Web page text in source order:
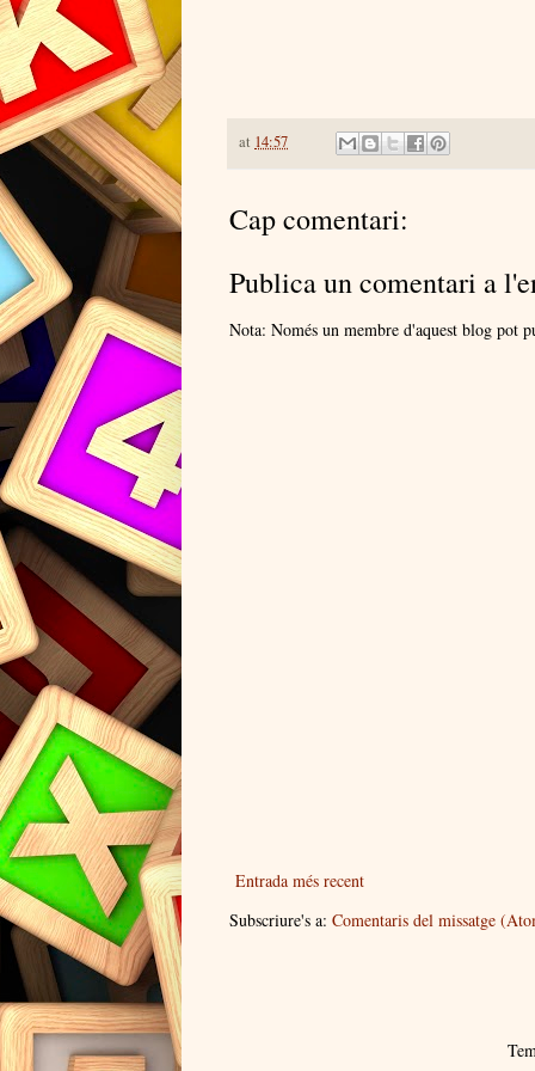
at 14:57
Cap comentari:
Publica un comentari a
Nota: Només un membre d'aquest blog pot
Entrada més recent
Subscriure's a: Comentaris del missatge